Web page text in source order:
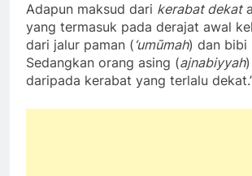
Adapun maksud dari kerabat dekat
yang termasuk pada derajat awal
dari jalur paman ( ‘umūmah) dan bibi
Sedangkan orang asing (ajnabiyyah
daripada kerabat yang terlalu